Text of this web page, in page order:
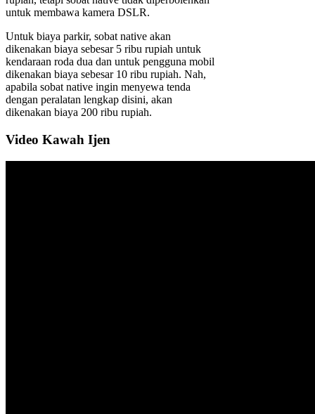
untuk membawa kamera DSLR.
Untuk biaya parkir, sobat native akan
dikenakan biaya sebesar 5 ribu rupiah untuk
kendaraan roda dua dan untuk pengguna mobil
dikenakan biaya sebesar 10 ribu rupiah. Nah,
apabila sobat native ingin menyewa tenda
dengan peralatan lengkap disini, akan
dikenakan biaya 200 ribu rupiah.
Video Kawah Ijen